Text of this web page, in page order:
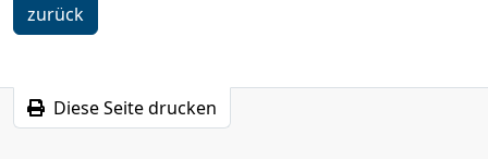
ein
Schritt
zurück
Diese Seite drucken